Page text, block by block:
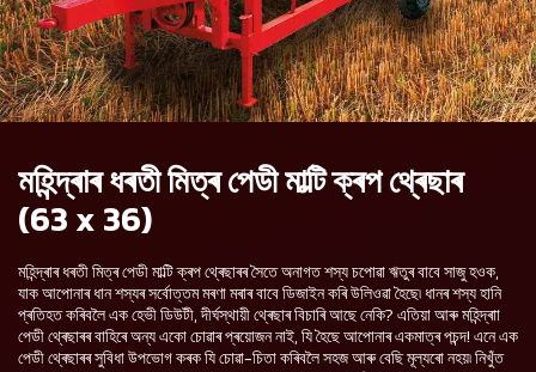
মহিন্দ্ৰাৰ ধৰতী মিত্ৰ পেডী মাল্টি ক্ৰপ থ্ৰেছাৰ
(63 x 36)
মহিন্দ্ৰাৰ ধৰতী মিত্ৰ পেডী মাল্টি ক্ৰপ থ্ৰেছাৰৰ সৈতে অনাগত শস্য চপোৱা ঋতুৰ বাবে সাজু হওক,
যাক আপোনাৰ ধান শস্যৰ সৰ্বোত্তম মৰণা মৰাৰ বাবে ডিজাইন কৰি উলিওৱা হৈছে৷ ধানৰ শস্য হানি
প্ৰতিহত কৰিবলৈ এক হেভী ডিউটী, দীৰ্ঘস্থায়ী থ্ৰেছাৰ বিচাৰি আছে নেকি? এতিয়া আৰু মহিন্দ্ৰাা
পেডী থ্ৰেছাৰৰ বাহিৰে অন্য একো চোৱাৰ প্ৰয়োজন নাই, যি হৈছে আপোনাৰ একমাত্ৰ পচন্দ! এনে এক
পেডী থ্ৰেছাৰৰ সুবিধা উপভোগ কৰক যি চোৱা-চিতা কৰিবলৈ সহজ আৰু বেছি মূল্যৰো নহয়৷ নিখুঁত